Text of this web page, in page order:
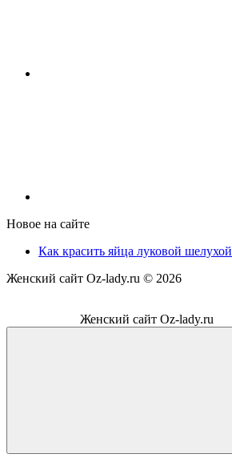
Новое на сайте
Как красить яйца луковой шелухой
Женский сайт Oz-lady.ru © 2026
Женский сайт Oz-lady.ru